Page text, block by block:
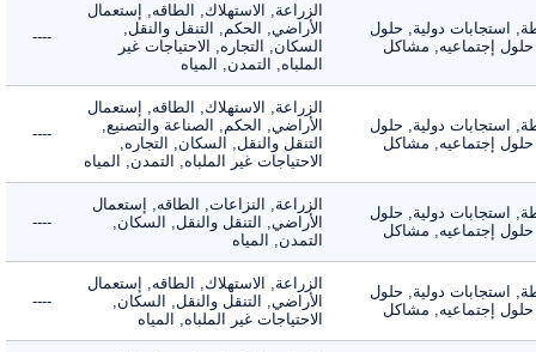
استجابات دولية, حلول
إجتماعيه, مشاكل
الزراعة, الاستهلاك, الطاقه, إستعمال
الأراضي, الحكم, التنقل والنقل,
السكان, التجاره, الاحتياجات غير
الملباه, التمدن, المياه
----
استجابات دولية, حلول
إجتماعيه, مشاكل
الزراعة, الاستهلاك, الطاقه, إستعمال
الأراضي, الحكم, الصناعة والتصنيع,
التنقل والنقل, السكان, التجاره,
الاحتياجات غير الملباه, التمدن, المياه
----
استجابات دولية, حلول
إجتماعيه, مشاكل
الزراعة, النزاعات, الطاقه, إستعمال
الأراضي, التنقل والنقل, السكان,
التمدن, المياه
----
استجابات دولية, حلول
إجتماعيه, مشاكل
الزراعة, الاستهلاك, الطاقه, إستعمال
الأراضي, التنقل والنقل, السكان,
الاحتياجات غير الملباه, المياه
----